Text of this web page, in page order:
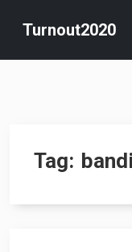
content
Turnout2020
Tag: